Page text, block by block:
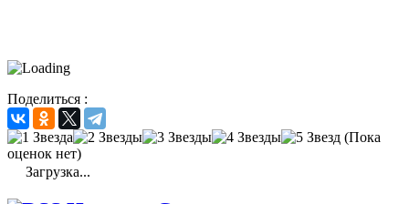
Поделиться :
(Пока
оценок нет)
Загрузка...